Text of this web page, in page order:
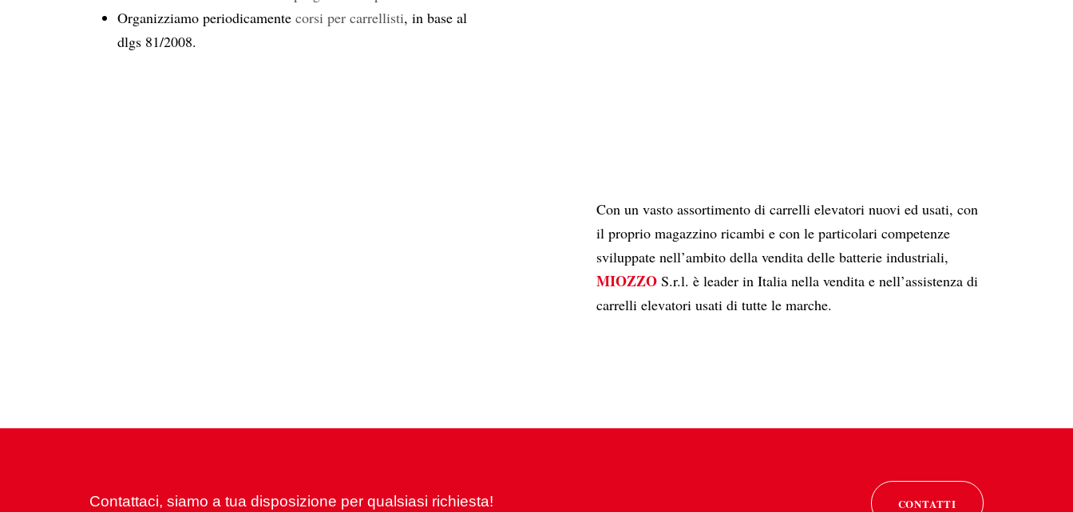
Organizziamo periodicamente corsi per carrellisti, in base al
dlgs 81/2008.
Con un vasto assortimento di carrelli elevatori nuovi ed usati, con
il proprio magazzino ricambi e con le particolari competenze
sviluppate nell’ambito della vendita delle batterie industriali,
MIOZZO S.r.l. è leader in Italia nella vendita e nell’assistenza di
carrelli elevatori usati di tutte le marche.
Contattaci, siamo a tua disposizione per qualsiasi richiesta! CONTATTI